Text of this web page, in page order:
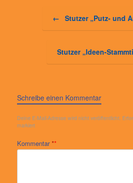
← Stutzer „Putz- und
Stutzer „Ideen-
Schreibe einen Kommentar
Deine E-Mail-Adresse wird nicht veröffentlicht.
markiert
Kommentar*